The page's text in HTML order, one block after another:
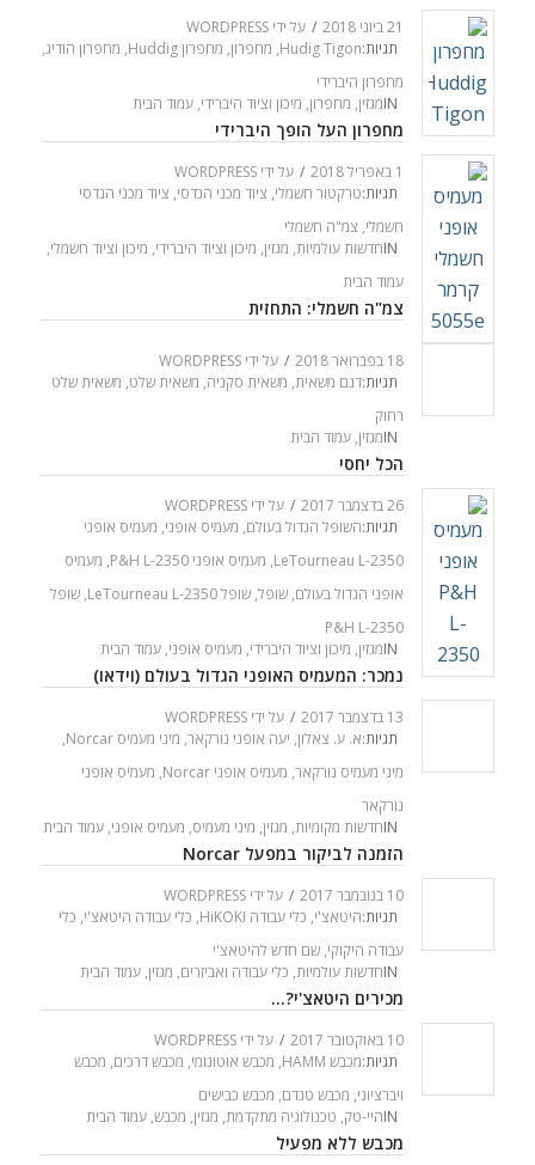
21 ביוני 2018 / על ידי WORDPRESS
INמגזין, מחפרון, מיכון וציוד היברידי, עמוד הבית
תגיות:Hudig Tigon
, מחפרון, מחפרון Huddig , מחפרון הודיג,
מחפרון היברידי
מחפרון העל הופך היברידי
1 באפריל 2018 / על ידי WORDPRESS
INחדשות עולמיות, מגזין, מיכון וציוד היברידי, מיכון וציוד חשמלי,
עמוד הבית
תגיות:טרקטור חשמלי, ציוד מכני הנדסי, ציוד מכני הנדסי
חשמלי, צמ"ה חשמלי
צמ"ה חשמלי: התחזית
18 בפברואר 2018 / על ידי WORDPRESS
INמגזין, עמוד הבית
תגיות:דגם משאית, משאית סקניה, משאית שלט, משאית שלט
רחוק
הכל יחסי
26 בדצמבר 2017 / על ידי WORDPRESS
INמגזין, מיכון וציוד היברידי, מעמיס אופני, עמוד הבית
תגיות:השופל הגדול בעולם, מעמיס אופני, מעמיס אופני
LeTourneau L-2350
, מעמיס אופני P&H L-2350 , מעמיס
אופני הגדול בעולם, שופל, שופל LeTourneau L-2350 , שופל
P&H L-2350
נמכר: המעמיס האופני הגדול בעולם (וידאו)
13 בדצמבר 2017 / על ידי WORDPRESS
INחדשות מקומיות, מגזין, מיני מעמיס, מעמיס אופני, עמוד הבית
תגיות:א. ע. צאלון, יעה אופני נורקאר, מיני מעמיס Norcar
,
מיני מעמיס נורקאר, מעמיס אופני Norcar , מעמיס אופני
נורקאר
הזמנה לביקור במפעל Norcar
10 בנובמבר 2017 / על ידי WORDPRESS
INחדשות עולמיות, כלי עבודה ואביזרים, מגזין, עמוד הבית
תגיות:היטאצ'י, כלי עבודה HiKOKI , כלי עבודה היטאצ'י, כלי
עבודה היקוקי, שם חדש להיטאצ'י
מכירים היטאצ'י?…
10 באוקטובר 2017 / על ידי WORDPRESS
INהיי-טק, טכנולוגיה מתקדמת, מגזין, מכבש, עמוד הבית
תגיות:מכבש HAMM , מכבש אוטונומי, מכבש דרכים, מכבש
ויברציוני, מכבש טנדם, מכבש כבישים
מכבש ללא מפעיל